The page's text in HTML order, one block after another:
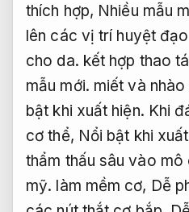
thích hợp, Nhiều mẫu
lên các vị trí huyệt
cho da. kết hợp thao
mẫu mới. miết và nhào
bật khi xuất hiện. Khi
cơ thể, Nổi bật khi
thẩm thấu sâu vào mô
mỹ. làm mềm cơ, Dễ